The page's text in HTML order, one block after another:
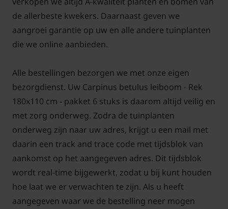
de allerbeste kwekers. Daarnaast geven we
aangroei garantie op uw en alle andere tuinplanten
die we online aanbieden.
Alle bestellingen bezorgen we met onze eigen
bezorgdienst. Uw Carpinus betulus leiboom - Rek
180x110 cm - pakket 6 stuks is daarom altijd veilig en
met zorg onderweg. Zodra de tuinplanten
onderweg zijn naar uw adres, krijgt u een mail met
daarin een track and trace code met tijdsblok van
aankomst op het aangegeven adres. Dit tijdsblok
wordt real-time bijgewerkt, zodat u bij kunt houden
hoe laat we er verwachten te zijn. Als u heeft
aangegeven waar we de bestelling neer mogen